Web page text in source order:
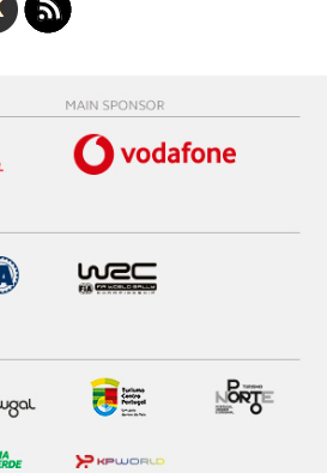
na UE e em países terceiros.
apenas com o seu
tal se afigure estritamente
dos serviços a prestar.
de certo tipo de Cookies e
ter impacto na sua
no Website e nos serviços
do site.